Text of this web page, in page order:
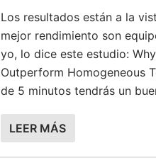
Los resultados están a la
mejor rendimiento son
yo, lo dice este estudio:
Outperform Homogeneous
de 5 minutos tendrás un
LEER MÁS